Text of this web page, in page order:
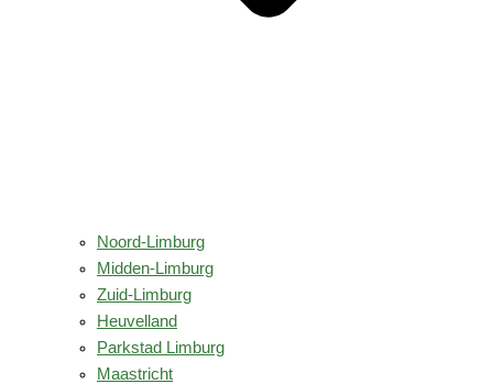
Noord-Limburg
Midden-Limburg
Zuid-Limburg
Heuvelland
Parkstad Limburg
Maastricht